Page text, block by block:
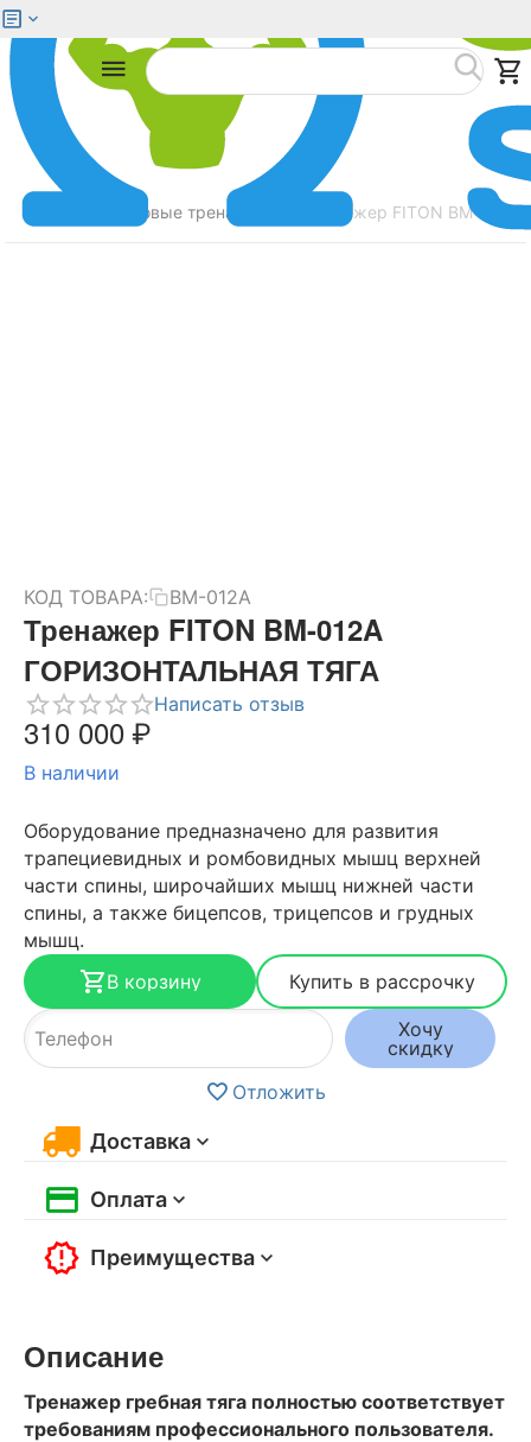
Силовые тренажеры Тренажер FITON BM-
КОД ТОВАРА: BM-012A
Тренажер FITON BM-012A
ГОРИЗОНТАЛЬНАЯ ТЯГА
Написать отзыв
310 000₽
В наличии
Оборудование предназначено для развития
трапециевидных и ромбовидных мышц верхней
части спины, широчайших мышц нижней части
спины, а также бицепсов, трицепсов и грудных
мышц.
В корзину
Купить в рассрочку
Хочу
скидку
Отложить
Доставка
Оплата
Преимущества
Описание
Тренажер гребная тяга полностью соответствует
требованиям профессионального пользователя.
Меню Найти